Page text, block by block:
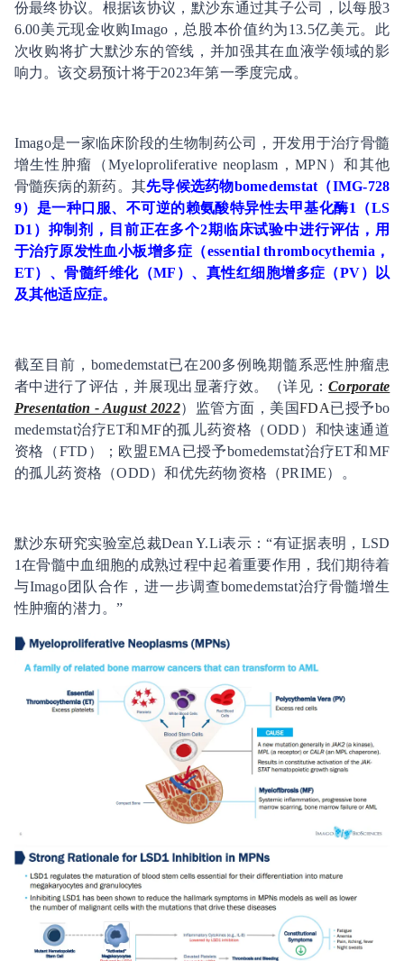
份最终协议。根据该协议，默沙东通过其子公司，以每股3
6.00美元现金收购Imago，总股本价值约为13.5亿美元。此
次收购将扩大默沙东的管线，并加强其在血液学领域的影
响力。该交易预计将于2023年第一季度完成。
Imago是一家临床阶段的生物制药公司，开发用于治疗骨髓
增生性肿瘤（Myeloproliferative neoplasm，MPN）和其他
骨髓疾病的新药。其先导候选药物bomedemstat（IMG-728
9）是一种口服、不可逆的赖氨酸特异性去甲基化酶1（LS
D1）抑制剂，目前正在多个2期临床试验中进行评估，用
于治疗原发性血小板增多症（essential thrombocythemia，
ET）、骨髓纤维化（MF）、真性红细胞增多症（PV）以
及其他适应症。
截至目前，bomedemstat已在200多例晚期髓系恶性肿瘤患
者中进行了评估，并展现出显著疗效。（详见：Corporate
Presentation - August 2022）监管方面，美国FDA已授予bo
medemstat治疗ET和MF的孤儿药资格（ODD）和快速通道
资格（FTD）；欧盟EMA已授予bomedemstat治疗ET和MF
的孤儿药资格（ODD）和优先药物资格（PRIME）。
默沙东研究实验室总裁Dean Y.Li表示：“有证据表明，LSD
1在骨髓中血细胞的成熟过程中起着重要作用，我们期待着
与Imago团队合作，进一步调查bomedemstat治疗骨髓增生
性肿瘤的潜力。”